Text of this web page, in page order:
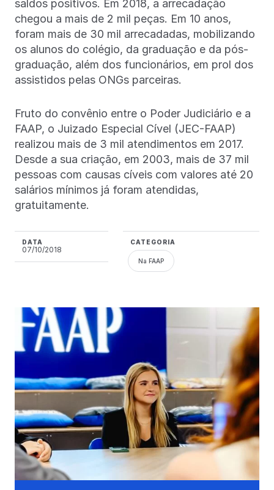
saldos positivos. Em 2018, a arrecadação
chegou a mais de 2 mil peças. Em 10 anos,
foram mais de 30 mil arrecadadas, mobilizando
os alunos do colégio, da graduação e da pós-
graduação, além dos funcionários, em prol dos
assistidos pelas ONGs parceiras.
Fruto do convênio entre o Poder Judiciário e a
FAAP, o Juizado Especial Cível (JEC-FAAP)
realizou mais de 3 mil atendimentos em 2017.
Desde a sua criação, em 2003, mais de 37 mil
pessoas com causas cíveis com valores até 20
salários mínimos já foram atendidas,
gratuitamente.
DATA
07/10/2018
CATEGORIA
Na FAAP